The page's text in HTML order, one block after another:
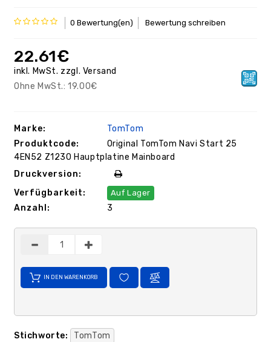
0 Bewertung(en) Bewertung schreiben
22.61€
inkl. MwSt. zzgl. Versand
Ohne MwSt.: 19.00€
Marke:
TomTom
Produktcode:
Original TomTom Navi Start 25
4EN52 Z1230 Hauptplatine Mainboard
Druckversion:
Verfügbarkeit:
Auf Lager
Anzahl: 3
IN DEN WARENKORB
Stichworte: TomTom